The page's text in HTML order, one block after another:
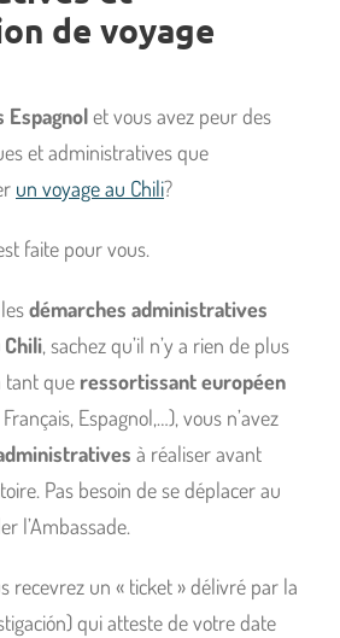
de voyage
Espagnolet vous avez peur des
et administratives que
un voyage au Chili?
faite pour vous.
démarches administratives
Chili, sachez qu’il n’y a rien de plus
tant que ressortissant européen
Espagnol,…), vous n’avez
à réaliser avant
Pas besoin de se déplacer au
l’Ambassade.
recevrez un « ticket » délivré par la
qui atteste de votre date